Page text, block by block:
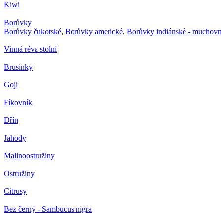
Kiwi
Borůvky
Borůvky čukotské, Borůvky americké, Borůvky indiánské -
Vinná réva stolní
Brusinky
Goji
Fíkovník
Dřín
Jahody
Malinoostružiny
Ostružiny
Citrusy
Bez černý - Sambucus nigra